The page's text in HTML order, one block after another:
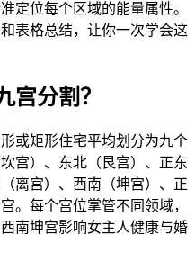
定位每个区域的能量属性。
表格总结，让你一次学会这
宫分割？
或矩形住宅平均划分为九个
宫）、东北（艮宫）、正东
离宫）、西南（坤宫）、正
。每个宫位掌管不同领域，
南坤宫影响女主人健康与婚